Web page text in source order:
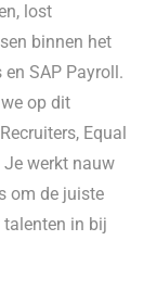
lost
binnen het
SAP Payroll.
op dit
Equal
werkt nauw
om de juiste
in bij